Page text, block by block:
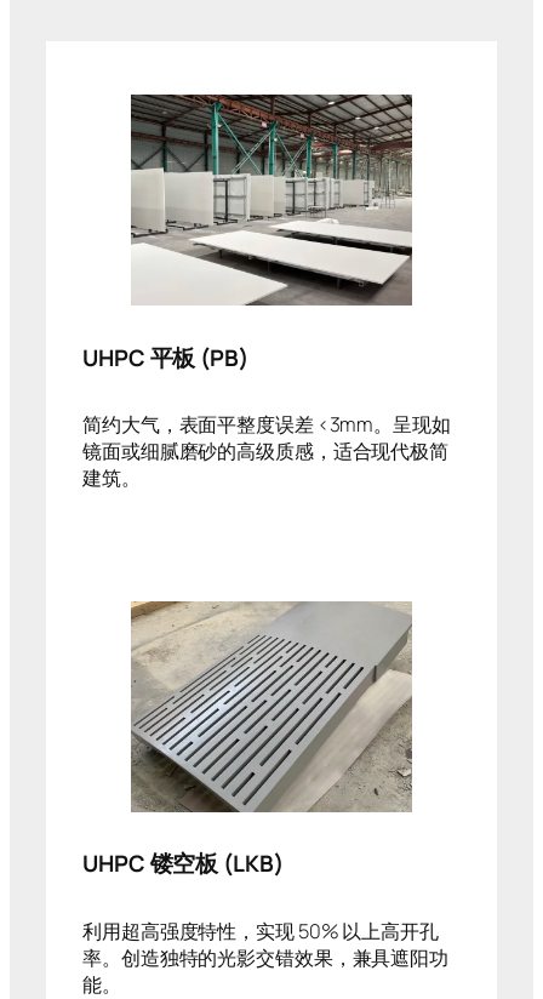
UHPC 平板 (PB)
简约大气，表面平整度误差 <3mm。呈现如
镜面或细腻磨砂的高级质感，适合现代极简
建筑。
UHPC 镂空板 (LKB)
利用超高强度特性，实现 50% 以上高开孔
率。创造独特的光影交错效果，兼具遮阳功
能。